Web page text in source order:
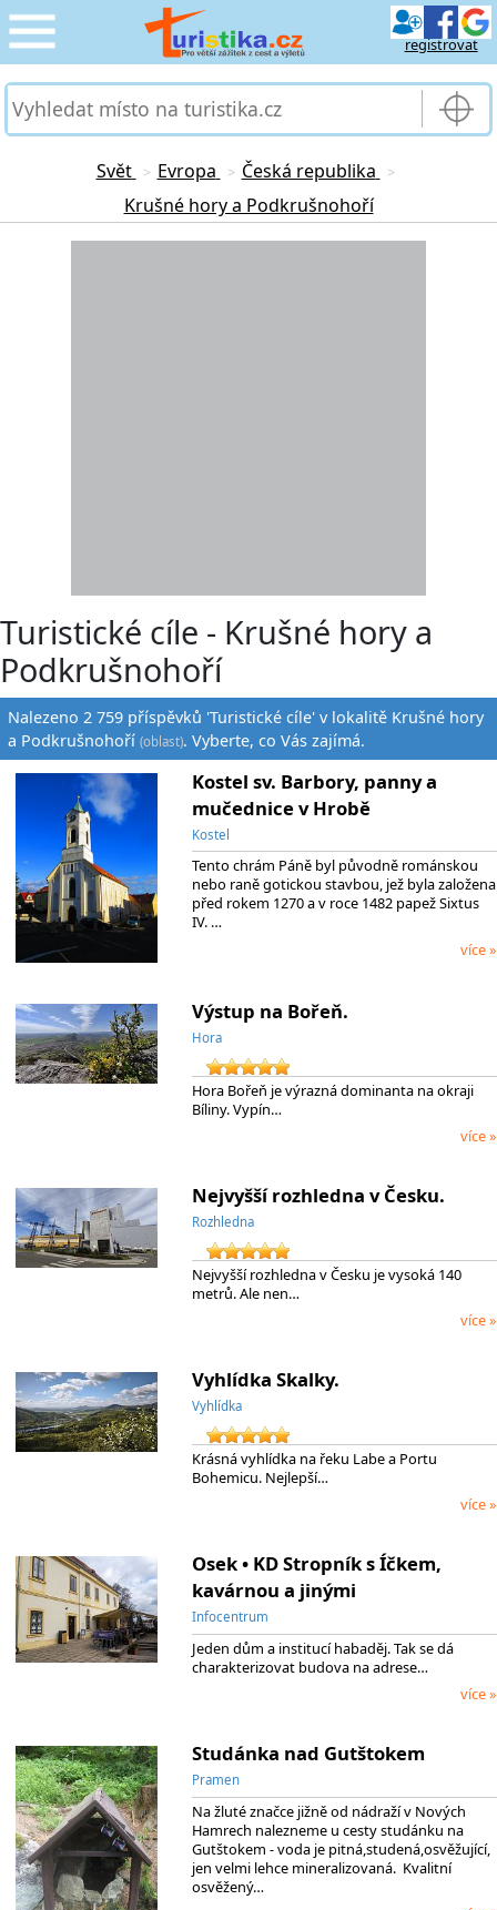
registrovat
CESTOVÁNÍ
PRO TURISTY ›
Svět > Evropa > Česká republika >
Krušné hory a Podkrušnohoří
Turistické cíle - Krušné hory a
Podkrušnohoří
Nalezeno 2 759 příspěvků 'Turistické cíle' v lokalitě Krušné hory
a Podkrušnohoří(oblast). Vyberte, co Vás zajímá.
Kostel sv. Barbory, panny a
mučednice v Hrobě
Kostel
Tento chrám Páně byl původně románskou
nebo raně gotickou stavbou, jež byla založena
před rokem 1270 a v roce 1482 papež Sixtus
IV. …
více »
Výstup na Bořeň.
Hora
Hora Bořeň je výrazná dominanta na okraji
Bíliny. Vypín…
více »
Nejvyšší rozhledna v Česku.
Rozhledna
Nejvyšší rozhledna v Česku je vysoká 140
metrů. Ale nen…
více »
Vyhlídka Skalky.
Vyhlídka
Krásná vyhlídka na řeku Labe a Portu
Bohemicu. Nejlepší…
více »
Osek • KD Stropník s Íčkem,
kavárnou a jinými
Infocentrum
Jeden dům a institucí habaděj. Tak se dá
charakterizovat budova na adrese…
více »
Studánka nad Gutštokem
Pramen
Na žluté značce jižně od nádraží v Nových
Hamrech nalezneme u cesty studánku na
Gutštokem - voda je pitná,studená,osvěžující,
jen velmi lehce mineralizovaná. Kvalitní
osvěžený…